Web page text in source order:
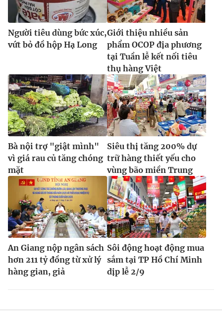
Người tiêu dùng bức xúc,
vứt bỏ đồ hộp Hạ Long
Giới thiệu nhiều sản
phẩm OCOP địa phương
tại Tuần lễ kết nối tiêu
thụ hàng Việt
Bà nội trợ "giật mình"
vì giá rau củ tăng chóng
mặt
Siêu thị tăng 200% dự
trữ hàng thiết yếu cho
vùng bão miền Trung
An Giang nộp ngân sách
hơn 211 tỷ đồng từ xử lý
hàng gian, giả
Sôi động hoạt động mua
sắm tại TP Hồ Chí Minh
dịp lễ 2/9